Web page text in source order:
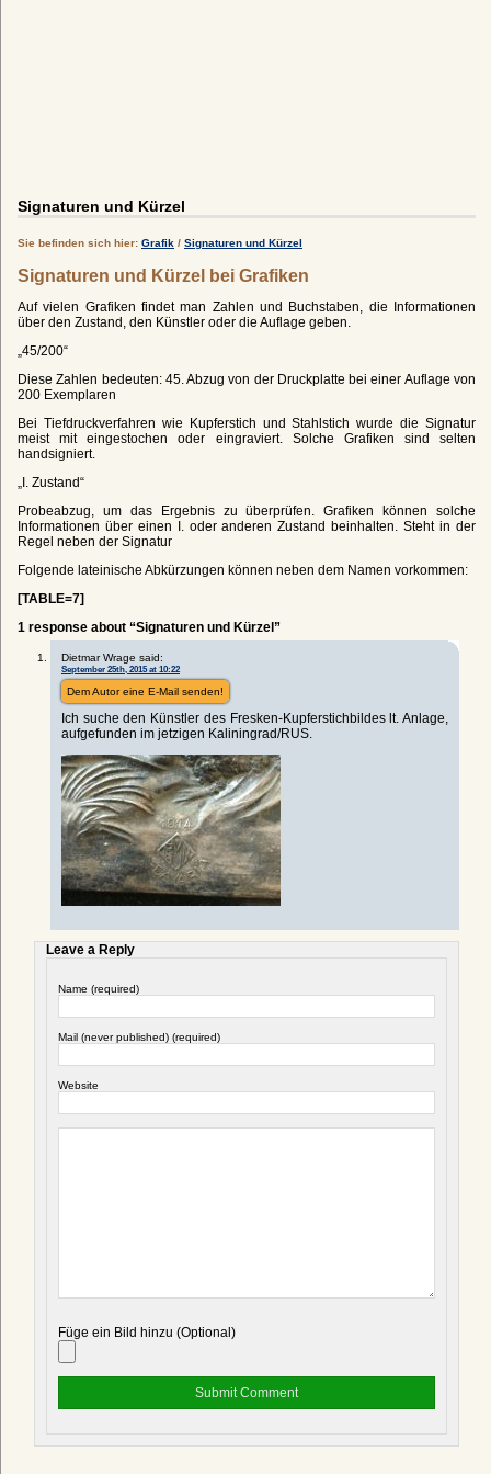
Signaturen und Kürzel
Sie befinden sich hier: Grafik / Signaturen und Kürzel
Signaturen und Kürzel bei Grafiken
Auf vielen Grafiken findet man Zahlen und Buchstaben, die Informationen
über den Zustand, den Künstler oder die Auflage geben.
„45/200“
Diese Zahlen bedeuten: 45. Abzug von der Druckplatte bei einer Auflage von
200 Exemplaren
Bei Tiefdruckverfahren wie Kupferstich und Stahlstich wurde die Signatur
meist mit eingestochen oder eingraviert. Solche Grafiken sind selten
handsigniert.
„I. Zustand“
Probeabzug, um das Ergebnis zu überprüfen. Grafiken können solche
Informationen über einen I. oder anderen Zustand beinhalten. Steht in der
Regel neben der Signatur
Folgende lateinische Abkürzungen können neben dem Namen vorkommen:
[TABLE=7]
1 response about “Signaturen und Kürzel”
Dietmar Wrage said:
September 25th, 2015 at 10:22
Dem Autor eine E-Mail senden!
Ich suche den Künstler des Fresken-Kupferstichbildes lt. Anlage,
aufgefunden im jetzigen Kaliningrad/RUS.
Leave a Reply
Name (required)
Mail (never published) (required)
Website
Füge ein Bild hinzu (Optional)